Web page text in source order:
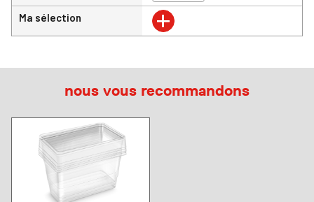
Ma sélection +
nous vous recommandons